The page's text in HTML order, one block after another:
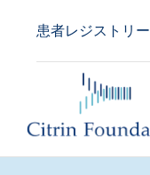
患者レジストリー